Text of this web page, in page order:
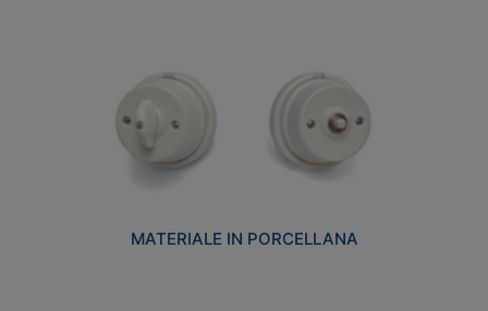
MATERIALE IN PORCELLANA